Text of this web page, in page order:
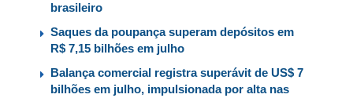
brasileiro
Saques da poupança superam depósitos em
R$ 7,15 bilhões em julho
Balança comercial registra superávit de US$ 7
bilhões em julho, impulsionada por alta nas